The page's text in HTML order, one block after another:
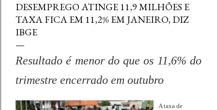
DESEMPREGO ATINGE 11,9 MILHÕES E
TAXA FICA EM 11,2% EM JANEIRO, DIZ
IBGE
Resultado é menor do que os 11,6% do
trimestre encerrado em outubro
A taxa de